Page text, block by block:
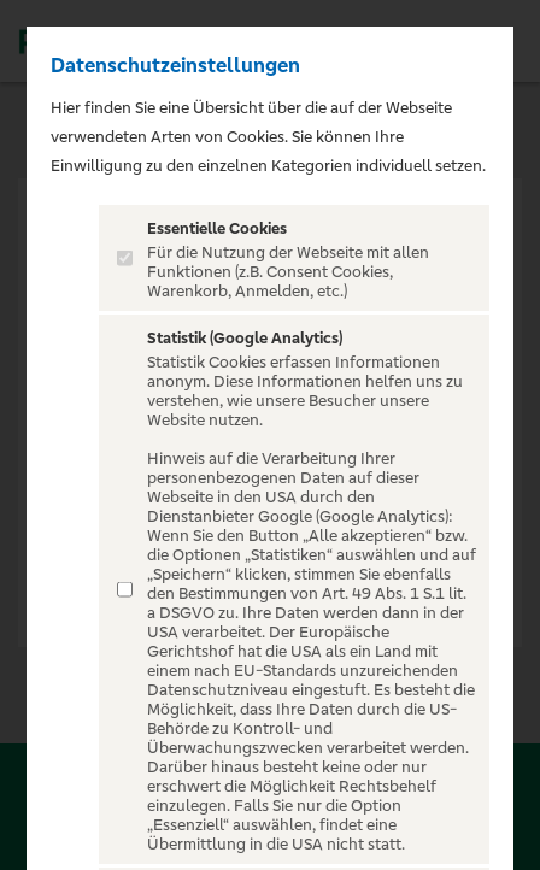
VERANSTALTUNG NICHT
GEFUNDEN
Zur Startseite
Über PSD-Entertain
Datenschutzeinstellungen
Hier finden Sie eine Übersicht über die auf der Webseite
verwendeten Arten von Cookies. Sie können Ihre
Einwilligung zu den einzelnen Kategorien individuell setzen.
Essentielle Cookies
Für die Nutzung der Webseite mit allen
Funktionen (z.B. Consent Cookies,
Warenkorb, Anmelden, etc.)
Statistik (Google Analytics)
Statistik Cookies erfassen Informationen
anonym. Diese Informationen helfen uns zu
verstehen, wie unsere Besucher unsere
Website nutzen.
Hinweis auf die Verarbeitung Ihrer
personenbezogenen Daten auf dieser
Webseite in den USA durch den
Dienstanbieter Google (Google Analytics):
Wenn Sie den Button „Alle akzeptieren“ bzw.
die Optionen „Statistiken“ auswählen und auf
„Speichern“ klicken, stimmen Sie ebenfalls
den Bestimmungen von Art. 49 Abs. 1 S.1 lit.
a DSGVO zu. Ihre Daten werden dann in der
USA verarbeitet. Der Europäische
Gerichtshof hat die USA als ein Land mit
einem nach EU-Standards unzureichenden
Datenschutzniveau eingestuft. Es besteht die
Möglichkeit, dass Ihre Daten durch die US-
Behörde zu Kontroll- und
Überwachungszwecken verarbeitet werden.
Darüber hinaus besteht keine oder nur
erschwert die Möglichkeit Rechtsbehelf
einzulegen. Falls Sie nur die Option
„Essenziell“ auswählen, findet eine
Übermittlung in die USA nicht statt.